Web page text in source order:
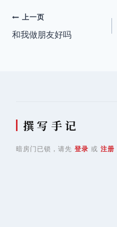
文
章
上一页
和我做朋友好吗
撰 写 手 记
暗房门已锁，请先 登录 或 注册